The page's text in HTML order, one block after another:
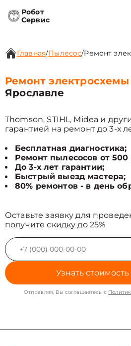
Робот
Сервис
Главная/Пылесос/Ремонт
Ремонт
Ярославле
Thomson, STIHL, Midea и
гарантией на ремонт до 3-х
Бесплатная диагностика;
Ремонт пылесосов от 500
До 3-х лет гарантии;
Быстрый выезд мастера;
80% ремонтов - в день
Оставьте заявку для
получите скидку до 25%
Узнать
Отправляя, Вы соглашаетесь с